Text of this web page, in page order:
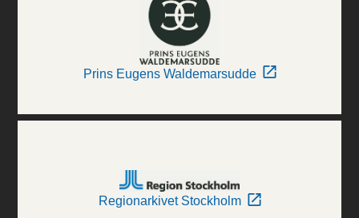
Prins Eugens Waldemarsudde
Regionarkivet Stockholm